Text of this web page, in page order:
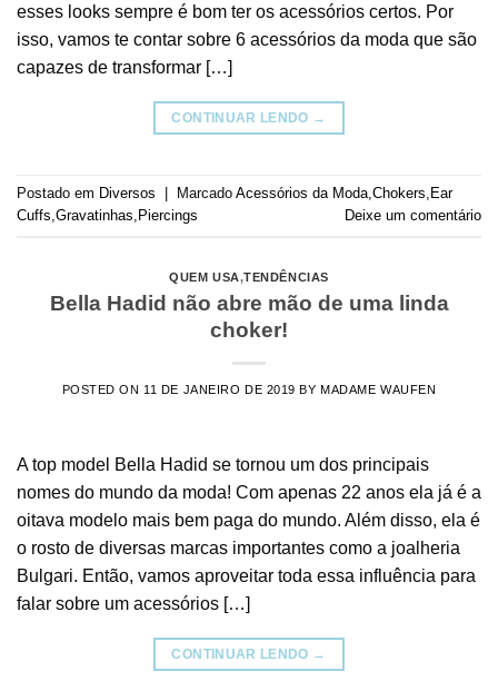
esses looks sempre é bom ter os acessórios certos. Por
isso, vamos te contar sobre 6 acessórios da moda que são
capazes de transformar […]
CONTINUAR LENDO →
Postado em Diversos Marcado Acessórios da Moda,Chokers, Ear
Cuffs,Gravatinhas, Piercings Deixe um comentário
QUEM USA,TENDÊNCIAS
Bella Hadid não abre mão de uma linda
choker!
POSTED ON 11 DE JANEIRO DE 2019 BYMADAME WAUFEN
A top model Bella Hadid se tornou um dos principais
nomes do mundo da moda! Com apenas 22 anos ela já é a
oitava modelo mais bem paga do mundo. Além disso, ela é
o rosto de diversas marcas importantes como a joalheria
Bulgari. Então, vamos aproveitar toda essa influência para
falar sobre um acessórios […]
CONTINUAR LENDO →